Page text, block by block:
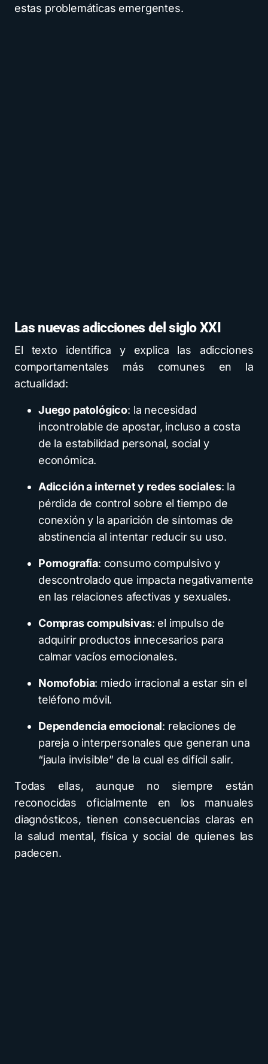
estas problemáticas emergentes.
Las nuevas adicciones del siglo XXI
El texto identifica y explica las adicciones
comportamentales más comunes en la
actualidad:
Juego patológico: la necesidad
incontrolable de apostar, incluso a costa
de la estabilidad personal, social y
económica.
Adicción a internet y redes sociales: la
pérdida de control sobre el tiempo de
conexión y la aparición de síntomas de
abstinencia al intentar reducir su uso.
Pornografía: consumo compulsivo y
descontrolado que impacta negativamente
en las relaciones afectivas y sexuales.
Compras compulsivas: el impulso de
adquirir productos innecesarios para
calmar vacíos emocionales.
Nomofobia: miedo irracional a estar sin el
teléfono móvil.
Dependencia emocional: relaciones de
pareja o interpersonales que generan una
“jaula invisible” de la cual es difícil salir.
Todas ellas, aunque no siempre están
reconocidas oficialmente en los manuales
diagnósticos, tienen consecuencias claras en
la salud mental, física y social de quienes las
padecen.